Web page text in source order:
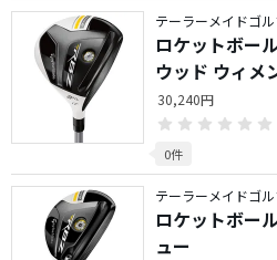
テーラーメイドゴ
ロケットボー
ウッド ウィメ
30,240円
0件
テーラーメイドゴ
ロケットボー
ュー